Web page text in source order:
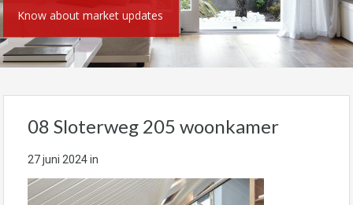
Know about market updates
08 Sloterweg 205 woonkamer
27 juni 2024in